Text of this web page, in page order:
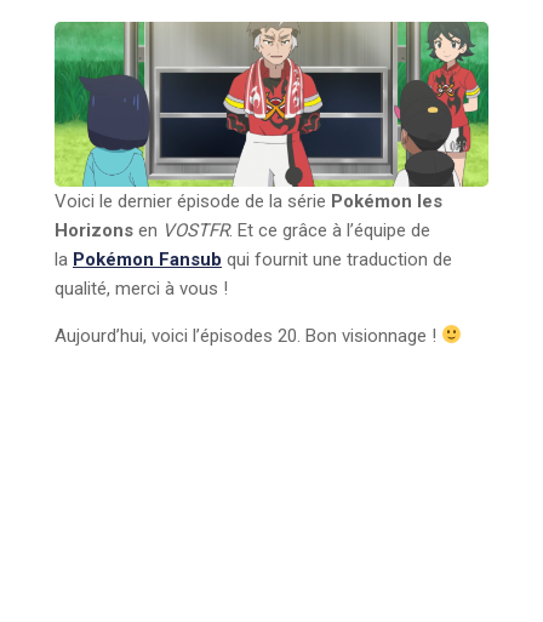
Voici le dernier épisode de la série Pokémon les
Horizons en VOSTFR. Et ce grâce à l’équipe de
la Pokémon Fansub qui fournit une traduction de
qualité, merci à vous !
Aujourd’hui, voici l’épisodes 20. Bon visionnage !